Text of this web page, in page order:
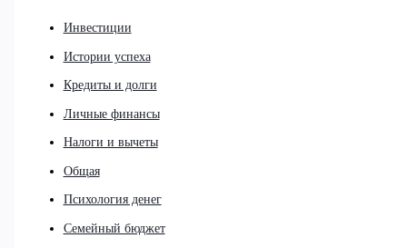
Инвестиции
Истории успеха
Кредиты и долги
Личные финансы
Налоги и вычеты
Общая
Психология денег
Семейный бюджет